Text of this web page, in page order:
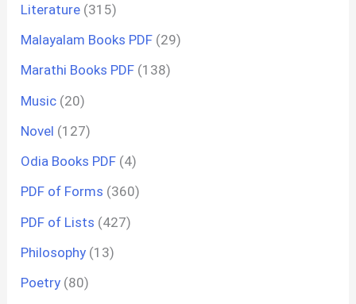
Literature (315)
Malayalam Books PDF (29)
Marathi Books PDF (138)
Music (20)
Novel (127)
Odia Books PDF (4)
PDF of Forms (360)
PDF of Lists (427)
Philosophy (13)
Poetry (80)